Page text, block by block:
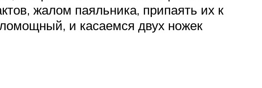
жалом паяльника, припаять их к
и касаемся двух ножек